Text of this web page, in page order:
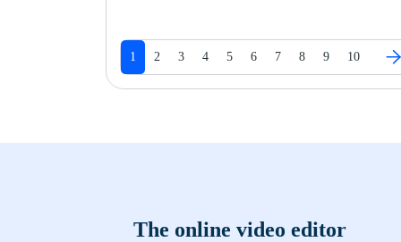
1 2 3 4 5 6 7 8 9 10
The online video editor